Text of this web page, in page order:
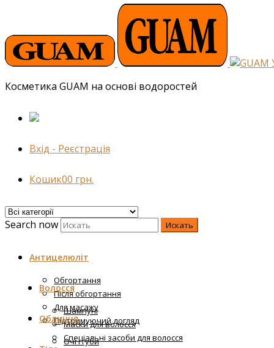
Косметика GUAM на основі водоростей
Вхід - Реєстрація
Кошик00 грн.
Search now Искать
Антицелюліт
Обгортання
Після обгортання
Для масажу
Підтримуючий догляд
Волосся
Шампуні
Маски для волосся
Спеціальні засоби для волосся
Обличчя
Очі і губи